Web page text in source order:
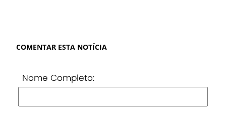
COMENTAR ESTA NOTÍCIA
Nome Completo: